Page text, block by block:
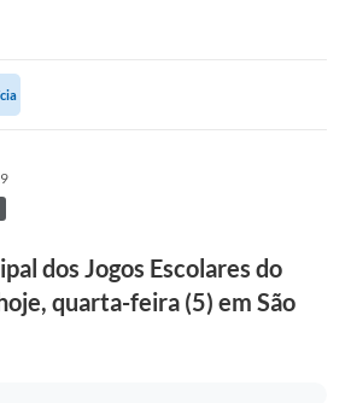
dos Jogos Escolares do
quarta-feira (5) em São